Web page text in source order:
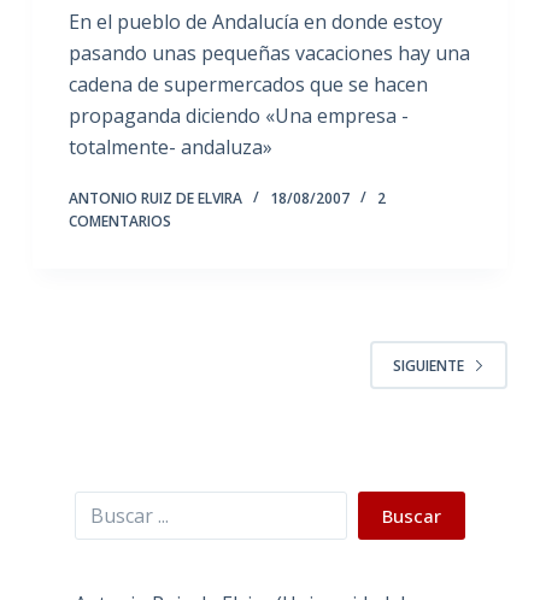
En el pueblo de Andalucía en donde estoy
pasando unas pequeñas vacaciones hay una
cadena de supermercados que se hacen
propaganda diciendo «Una empresa -
totalmente- andaluza»
ANTONIO RUIZ DE ELVIRA 18/08/2007
2
COMENTARIOS
SIGUIENTE
Buscar Buscar